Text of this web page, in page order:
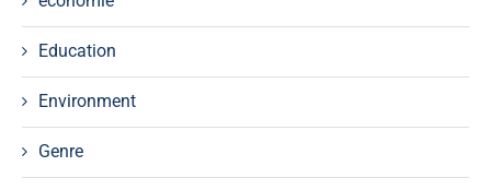
Education
Environment
Genre